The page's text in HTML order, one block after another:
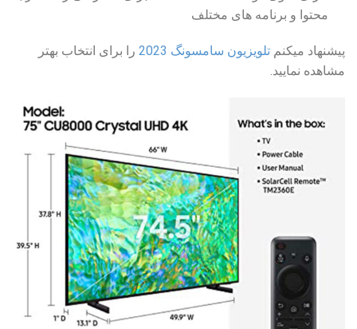
محتوا و برنامه های مختلف
پیشنهاد میکنم تلویزیون سامسونگ 2023
را برای انتخاب بهتر
مشاهده نمایید.